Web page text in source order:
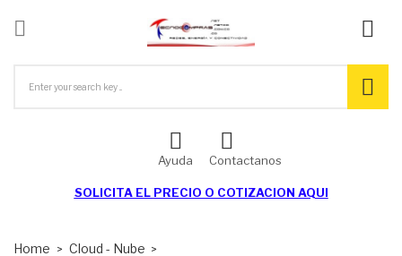

Ayuda Contactanos
SOLICITA EL PRECIO O COTIZACION AQUI
Home
Cloud - Nube